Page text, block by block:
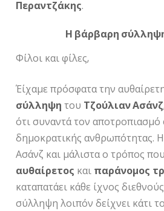
Περαντζάκης.
Η βάρβαρη
Φίλοι και φίλες,
Έίχαμε πρόσφατα την
σύλληψη του Τζούλιαν Ασάνζ
ότι συναντά τον αποτροπιασμό
δημοκρατικής ανθρωπότητας.
Ασάνζ και μάλιστα ο τρόπος
αυθαίρετος και παράνομος
καταπατάει κάθε ίχνος
σύλληψη λοιπόν δείχνει κάτι